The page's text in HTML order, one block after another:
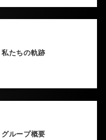
私たちの軌跡
グループ概要